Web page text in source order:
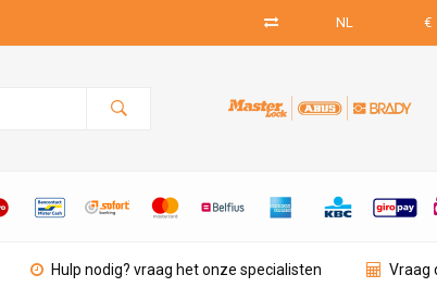
NL €
Hulp nodig? vraag het onze specialisten Vraag